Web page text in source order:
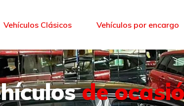
Vehículos Clásicos Vehículos por encargo
de